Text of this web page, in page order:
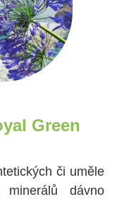
Green
či uměle
dávno